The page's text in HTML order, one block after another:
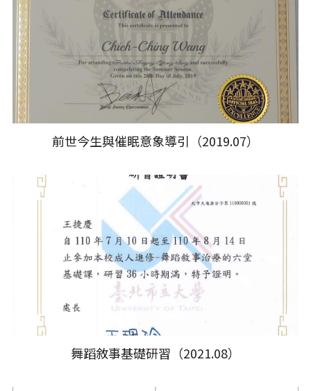
前世今生與催眠意象導引（2019.07）
舞蹈敘事基礎研習（2021.08）